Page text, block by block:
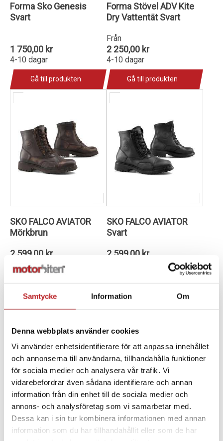
Samtycke Information Om
Denna webbplats använder cookies
Vi använder enhetsidentifierare för att anpassa innehållet
och annonserna till användarna, tillhandahålla funktioner
för sociala medier och analysera vår trafik. Vi
vidarebefordrar även sådana identifierare och annan
information från din enhet till de sociala medier och
annons- och analysföretag som vi samarbetar med.
Dessa kan i sin tur kombinera informationen med annan
information som du har tillhandahållit eller som de har
Forma Sko Genesis
Svart
1 750,00 kr
4-10 dagar
Gå till produkten
Forma Stövel ADV Kite
Dry Vattentät Svart
Från
2 250,00 kr
4-10 dagar
Gå till produkten
SKO FALCO AVIATOR
Mörkbrun
2 599,00 kr
4-10 dagar
SKO FALCO AVIATOR
Svart
2 599,00 kr
SKO FALCO RANGER 2
SKO FALCO RANGER 2